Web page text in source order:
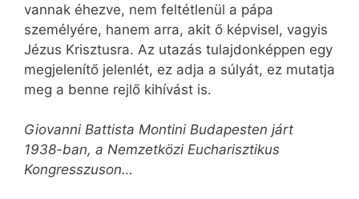
vannak éhezve, nem feltétlenül a pápa
személyére, hanem arra, akit ő képvisel, vagyis
Jézus Krisztusra. Az utazás tulajdonképpen egy
megjelenítő jelenlét, ez adja a súlyát, ez mutatja
meg a benne rejlő kihívást is.
Giovanni Battista Montini Budapesten járt
1938-ban, a Nemzetközi Eucharisztikus
Kongresszuson…